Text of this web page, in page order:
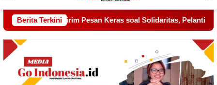
Mobile
Berita TerkiniPelantikan Sambang Gagak Hitam Jadi Sinyal